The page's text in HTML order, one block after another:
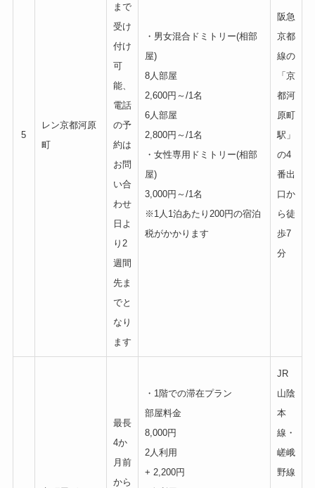
5
レン京都河原
町
まで
受け
付け
可
能、
電話
の予
約は
お問
い合
わせ
日よ
り2
週間
先ま
でと
なり
ます
・男女混合ドミトリー(相部
屋)
8人部屋
2,600円～/1名
6人部屋
2,800円～/1名
・女性専用ドミトリー(相部
屋)
3,000円～/1名
※1人1泊あたり200円の宿泊
税がかかります
阪急
京都
線の
「京
都河
原町
駅」
の4
番出
口か
ら徒
歩7
分
最長
4か
月前
から
・1階での滞在プラン
部屋料金
8,000円
2人利用
+ 2,200円
JR
山陰
本
線・
嵯峨
野線